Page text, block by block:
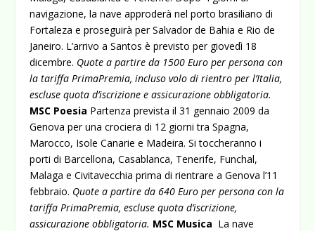
navigazione, la nave approderà nel porto brasiliano di
Fortaleza e proseguirà per Salvador de Bahia e Rio de
Janeiro. L’arrivo a Santos è previsto per giovedì 18
dicembre. Quote a partire da 1500 Euro per persona con
la tariffa PrimaPremia, incluso volo di rientro per l’Italia,
escluse quota d’iscrizione e assicurazione obbligatoria.
MSC Poesia Partenza prevista il 31 gennaio 2009 da
Genova per una crociera di 12 giorni tra Spagna,
Marocco, Isole Canarie e Madeira. Si toccheranno i
porti di Barcellona, Casablanca, Tenerife, Funchal,
Malaga e Civitavecchia prima di rientrare a Genova l’11
febbraio. Quote a partire da 640 Euro per persona con la
tariffa PrimaPremia, escluse quota d’iscrizione,
assicurazione obbligatoria. MSC Musica La nave